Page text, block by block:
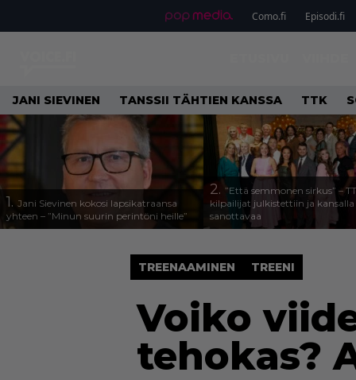
Como.fi Episodi.fi
JANI SIEVINEN TANSSII TÄHTIEN KANSSA TTK
1. Jani Sievinen kokosi lapsikatraansa
yhteen – ”Minun suurin perintöni heille”
2. ”Että semmonen sirkus” –
kilpailijat julkistettiin ja kansalla
sanottavaa
TREENAAMINEN TREENI
Voiko
tehokas?